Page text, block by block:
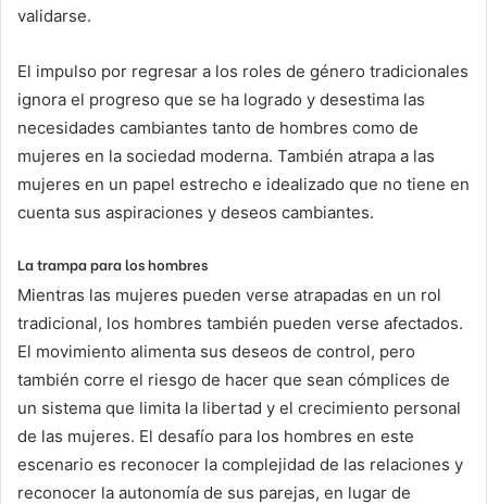
validarse.
El impulso por regresar a los roles de género tradicionales
ignora el progreso que se ha logrado y desestima las
necesidades cambiantes tanto de hombres como de
mujeres en la sociedad moderna. También atrapa a las
mujeres en un papel estrecho e idealizado que no tiene en
cuenta sus aspiraciones y deseos cambiantes.
La trampa para los hombres
Mientras las mujeres pueden verse atrapadas en un rol
tradicional, los hombres también pueden verse afectados.
El movimiento alimenta sus deseos de control, pero
también corre el riesgo de hacer que sean cómplices de
un sistema que limita la libertad y el crecimiento personal
de las mujeres. El desafío para los hombres en este
escenario es reconocer la complejidad de las relaciones y
reconocer la autonomía de sus parejas, en lugar de